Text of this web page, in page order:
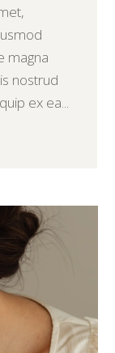
magna
nostrud
ex ea...